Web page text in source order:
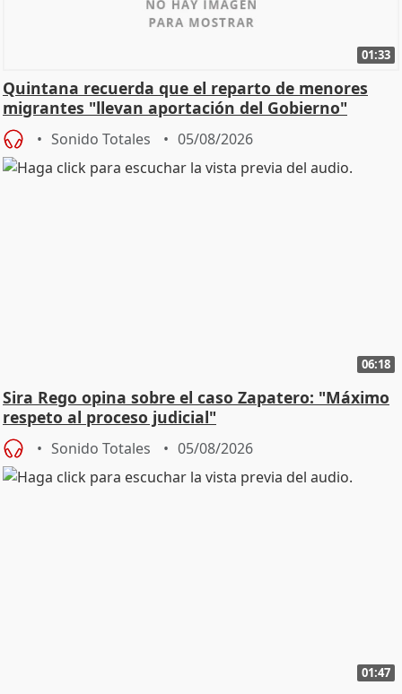
01:33
Quintana recuerda que el reparto de menores
migrantes "llevan aportación del Gobierno"
central
Sonido Totales 05/08/2026
06:18
Sira Rego opina sobre el caso Zapatero: "Máximo
respeto al proceso judicial"
Sonido Totales 05/08/2026
01:47